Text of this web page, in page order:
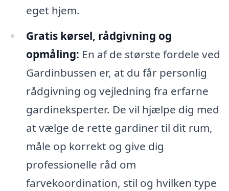
eget hjem.
Gratis kørsel, rådgivning og
opmåling: En af de største fordele ved
Gardinbussen er, at du får personlig
rådgivning og vejledning fra erfarne
gardineksperter. De vil hjælpe dig med
at vælge de rette gardiner til dit rum,
måle op korrekt og give dig
professionelle råd om
farvekoordination, stil og hvilken type